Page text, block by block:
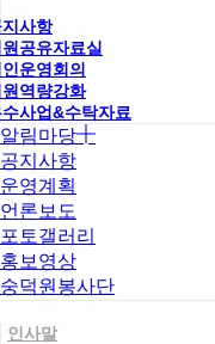
사항
공유자료실
운영회의
역량강화
사업&수탁자료
알림마당
공지사항
운영계획
언론보도
포토갤러리
홍보영상
숭덕원봉사단
인사말